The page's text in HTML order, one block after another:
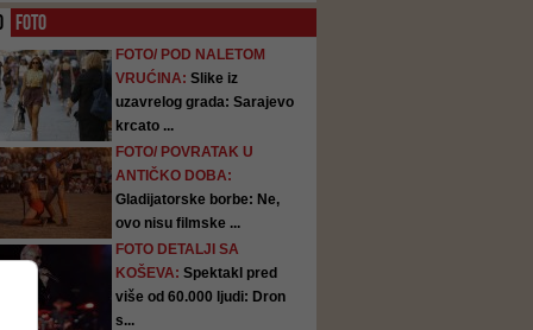
FOTO
FOTO/ POD NALETOM
VRUĆINA: Slike iz
uzavrelog grada: Sarajevo
krcato ...
FOTO/ POVRATAK U
ANTIČKO DOBA:
Gladijatorske borbe: Ne,
ovo nisu filmske ...
FOTO DETALJI SA
KOŠEVA: Spektakl pred
više od 60.000 ljudi: Dron
s...